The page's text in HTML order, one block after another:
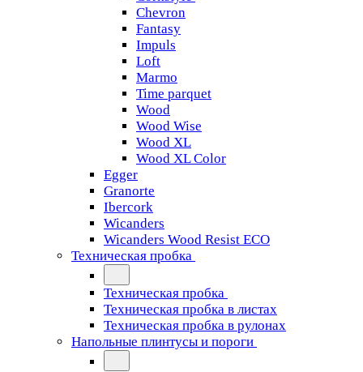
Chevron
Fantasy
Impuls
Loft
Marmo
Time parquet
Wood
Wood Wise
Wood XL
Wood XL Color
Egger
Granorte
Ibercork
Wicanders
Wicanders Wood Resist ECO
Техническая пробка
Техническая пробка
Техническая пробка в листах
Техническая пробка в рулонах
Напольные плинтусы и пороги